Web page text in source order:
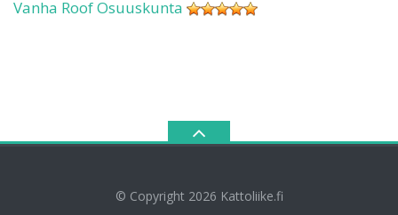
Vanha Roof Osuuskunta
© Copyright 2026 Kattoliike.fi